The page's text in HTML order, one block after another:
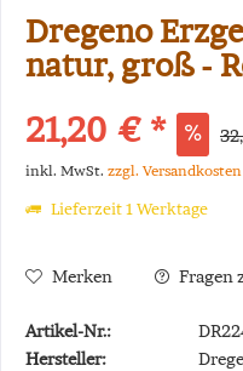
Dregeno
natur, groß -
21,20 € *
inkl. MwSt. zzgl. Versandkosten
Lieferzeit 1 Werktage
Merken Fragen
Artikel-Nr.:
Hersteller: